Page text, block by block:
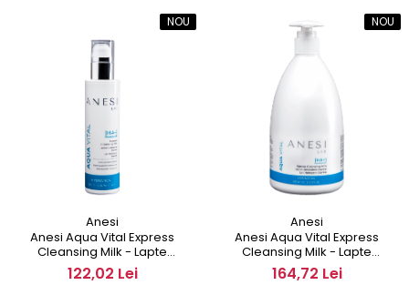
NOU
Anesi
Anesi Aqua Vital Express
Cleansing Milk - Lapte
demachiant 200 ml
122,02 Lei
NOU
Anesi
Anesi Aqua Vital Express
Cleansing Milk - Lapte
demachiant 500 ml
164,72 Lei